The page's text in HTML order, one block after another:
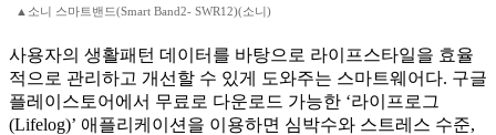
▲소니 스마트밴드(Smart Band2- SWR12)(소니)
사용자의 생활패턴 데이터를 바탕으로 라이프스타일을 효율
적으로 관리하고 개선할 수 있게 도와주는 스마트웨어다. 구글
플레이스토어에서 무료로 다운로드 가능한 ‘라이프로그
(Lifelog)’ 애플리케이션을 이용하면 심박수와 스트레스 수준,